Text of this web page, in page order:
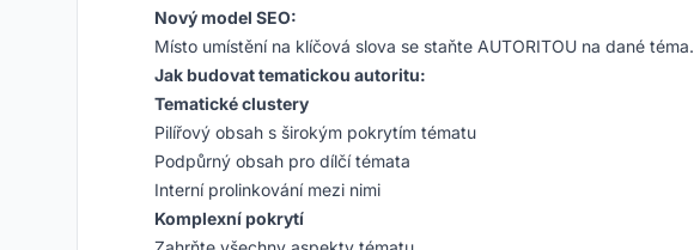
Nový model SEO:
Místo umístění na klíčová slova se staňte AUTORITOU na dané téma.
Jak budovat tematickou autoritu:
Tematické clustery
Pilířový obsah s širokým pokrytím tématu
Podpůrný obsah pro dílčí témata
Interní prolinkování mezi nimi
Komplexní pokrytí